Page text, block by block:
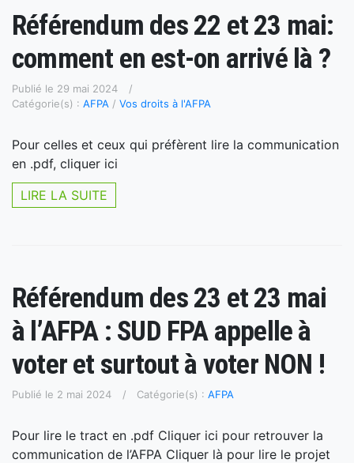
Référendum des 22 et 23 mai:
comment en est-on arrivé là ?
Publié le 29 mai 2024
Catégorie(s) : AFPA / Vos droits à l'AFPA
Pour celles et ceux qui préfèrent lire la communication
en .pdf, cliquer ici
LIRE LA SUITE
Référendum des 23 et 23 mai
à l’AFPA : SUD FPA appelle à
voter et surtout à voter NON !
Publié le 2 mai 2024 Catégorie(s) : AFPA
Pour lire le tract en .pdf Cliquer ici pour retrouver la
communication de l’AFPA Cliquer là pour lire le projet